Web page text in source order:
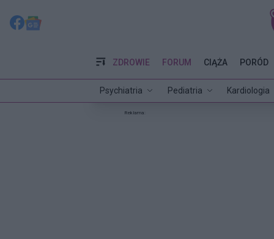
ZDROWIE
Psychiatria Pediatria Kardiologia
FORUM CIĄŻA PORÓD
Reklama: